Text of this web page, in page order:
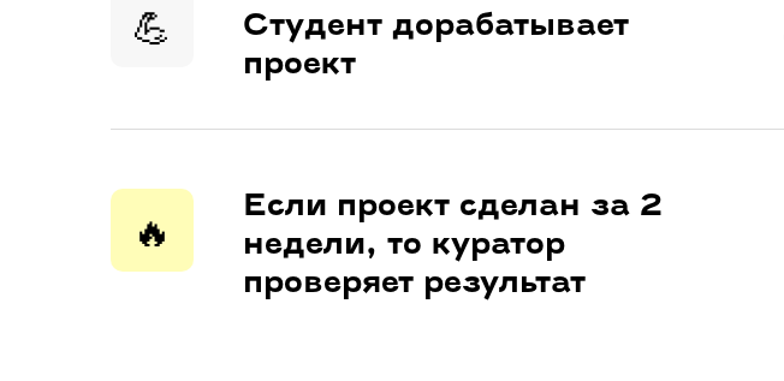
Студент дорабатывает
проект
💪
Если проект сделан за 2
недели, то куратор
проверяет результат
🔥